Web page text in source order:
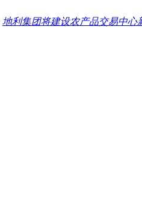
地利集团将建设农产品交易中心